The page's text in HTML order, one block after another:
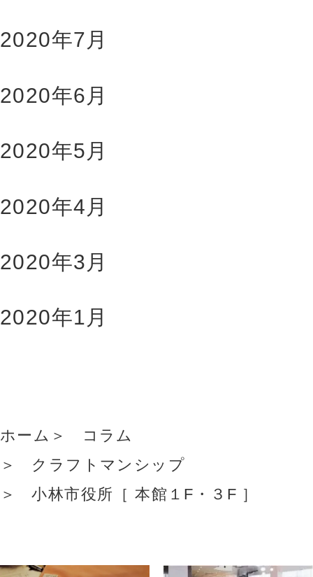
2020年7月
2020年6月
2020年5月
2020年4月
2020年3月
2020年1月
ホーム
コラム
クラフトマンシップ
小林市役所［ 本館１F・３F ］